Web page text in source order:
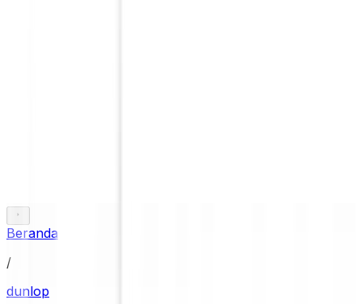
Beranda
/
dunlop